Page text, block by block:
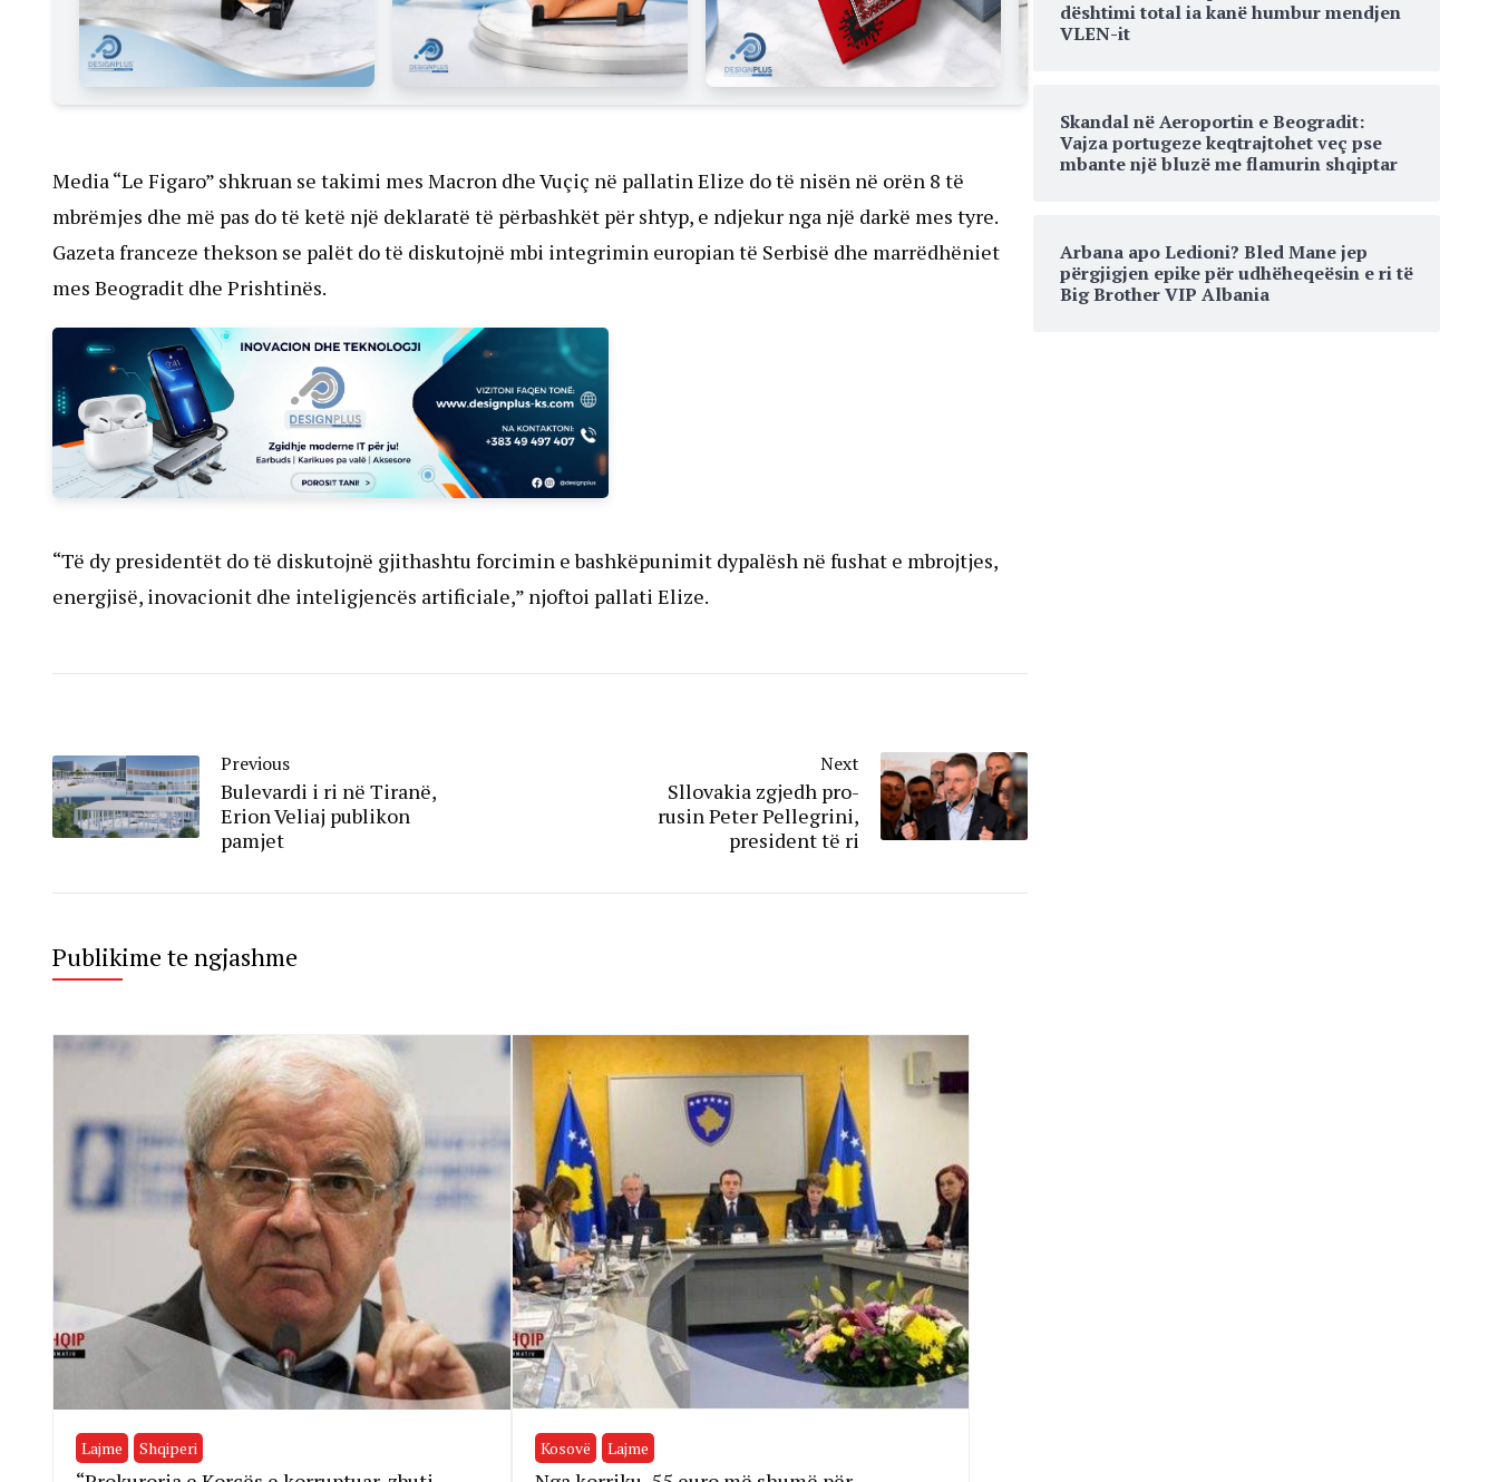
Media “Le Figaro” shkruan se takimi mes Macron dhe Vuçiç në pallatin Elize do të nisën në orën 8 të
mbrëmjes dhe më pas do të ketë një deklaratë të përbashkët për shtyp, e ndjekur nga një darkë mes tyre.
Gazeta franceze thekson se palët do të diskutojnë mbi integrimin europian të Serbisë dhe marrëdhëniet
mes Beogradit dhe Prishtinës.
“Të dy presidentët do të diskutojnë gjithashtu forcimin e bashkëpunimit dypalësh në fushat e mbrojtjes,
energjisë, inovacionit dhe inteligjencës artificiale,” njoftoi pallati Elize.
Previous
Bulevardi i ri në Tiranë,
Erion Veliaj publikon
pamjet
Next
Sllovakia zgjedh pro-
rusin Peter Pellegrini,
president të ri
Publikime te ngjashme
Lajme Shqiperi Kosovë Lajme
dështimi total ia kanë humbur mendjen
VLEN-it
Skandal në Aeroportin e Beogradit:
Vajza portugeze keqtrajtohet veç pse
mbante një bluzë me flamurin shqiptar
Arbana apo Ledioni? Bled Mane jep
përgjigjen epike për udhëheqeësin e ri të
Big Brother VIP Albania